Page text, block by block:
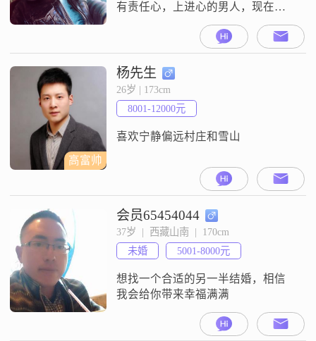
有责任心，上进心的男人，现在的
工作也算稳定。她可以吸少许烟，
喝少许酒，吃臭豆腐也可，脾气可
以不好，但喜欢玩弄感情的请自觉
绕道，只希望结识感情专一，善良
的藏族姑娘！最好是电子通信领域
的！
高富帅
杨先生
26岁 | 173cm
8001-12000元
喜欢宁静偏远村庄和雪山
会员65454044
37岁  |  西藏山南  |  170cm
未婚
5001-8000元
想找一个合适的另一半结婚，相信
我会给你带来幸福满满